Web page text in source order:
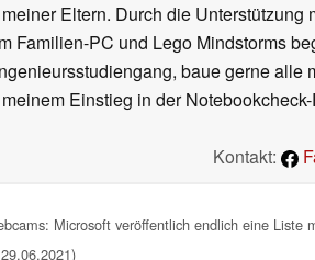
Eltern. Durch die Unterstützung
Familien-PC und Lego Mindstorms
baue gerne alle
Einstieg in der
Kontakt:
Microsoft veröffentlich endlich eine Liste